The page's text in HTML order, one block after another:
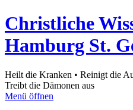
Christliche
Hamburg St.
Heilt die Kranken • Reinigt die
Treibt die Dämonen aus
Menü öffnen